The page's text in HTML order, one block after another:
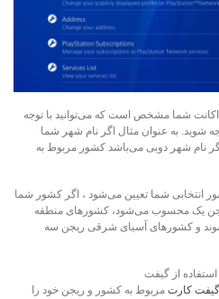
شما مشخص است که می‌توانید با توجه
شوید. به عنوان مثال اگر نام شهر شما
نام شهر دوبی می‌باشد کشور مربوط به
انتخابی شما تعیین می‌شود ، اگر کشور شما
ریجن یک محسوب می‌شود، کشور‌های منطقه
۲ محسوب می‌شوند و کشور‌های آسیای شرقی ریجن سه
از گیفت
گیفت کارت مربوط به کشور و ریجن خود را